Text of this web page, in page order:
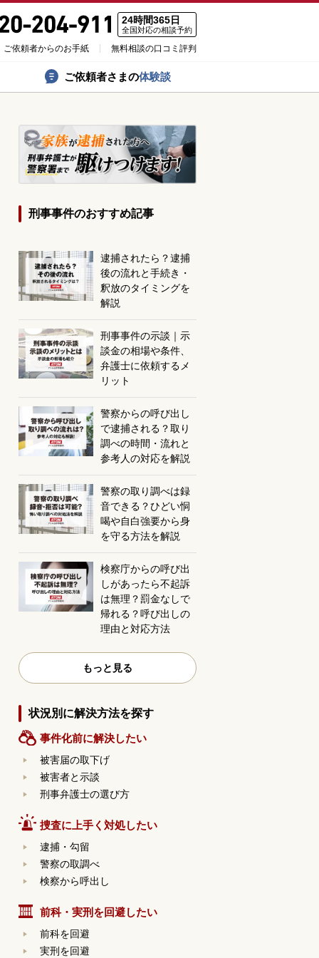
24時間365日
全国対応の相談予約
ご依頼者からのお手紙 無料相談の口コミ評判
ご依頼者さまの体験談
刑事事件のおすすめ記事
逮捕されたら？逮捕
後の流れと手続き・
釈放のタイミングを
解説
刑事事件の示談｜示
談金の相場や条件、
弁護士に依頼するメ
リット
警察からの呼び出し
で逮捕される？取り
調べの時間・流れと
参考人の対応を解説
警察の取り調べは録
音できる？ひどい恫
喝や自白強要から身
を守る方法を解説
検察庁からの呼び出
しがあったら不起訴
は無理？罰金なしで
帰れる？呼び出しの
理由と対応方法
もっと見る
状況別に解決方法を探す
事件化前に解決したい
被害届の取下げ
被害者と示談
刑事弁護士の選び方
捜査に上手く対処したい
逮捕・勾留
警察の取調べ
検察から呼出し
前科・実刑を回避したい
前科を回避
実刑を回避